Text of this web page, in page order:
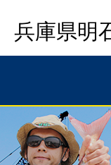
兵庫県明